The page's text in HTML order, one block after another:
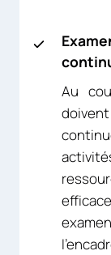
Au